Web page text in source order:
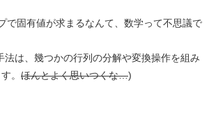
で固有値が求まるなんて、数学って不思議で
は、幾つかの行列の分解や変換操作を組み
。 ほんとよく思いつくな…)